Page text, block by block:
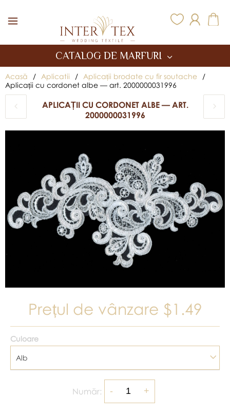
CATALOG DE MARFURI
Acasă / Aplicatii / Aplicații brodate cu fir soutache
/
Aplicații cu cordonet albe — art. 2000000031996
APLICAȚII CU CORDONET ALBE — ART.
2000000031996
Prețul de vânzare $1.49
Culoare
Alb
Număr: